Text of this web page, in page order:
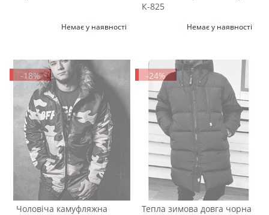
Немає у наявності
К-825
Немає у наявності
-18%
Чоловіча камуфляжна
-24%
Тепла зимова довга чорна